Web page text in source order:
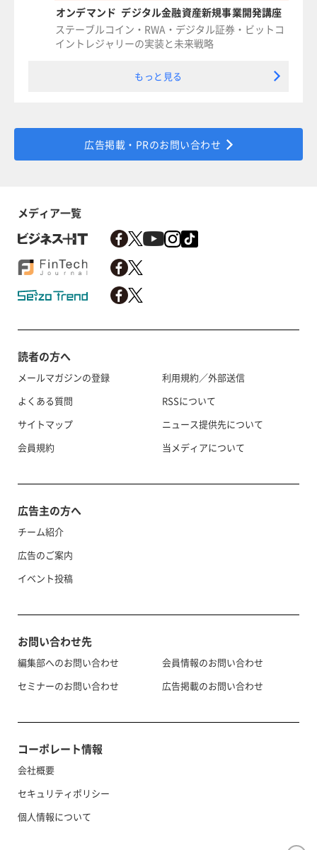
オンデマンド デジタル金融資産新規事業開発講座
ステーブルコイン・RWA・デジタル証券・ビットコ
イントレジャリーの実装と未来戦略
もっと見る
広告掲載・PRのお問い合わせ
メディア一覧
読者の方へ
メールマガジンの登録
よくある質問
サイトマップ
会員規約
利用規約／外部送信
RSSについて
ニュース提供先について
当メディアについて
広告主の方へ
チーム紹介
広告のご案内
イベント投稿
お問い合わせ先
編集部へのお問い合わせ
セミナーのお問い合わせ
会員情報のお問い合わせ
広告掲載のお問い合わせ
コーポレート情報
会社概要
セキュリティポリシー
個人情報について